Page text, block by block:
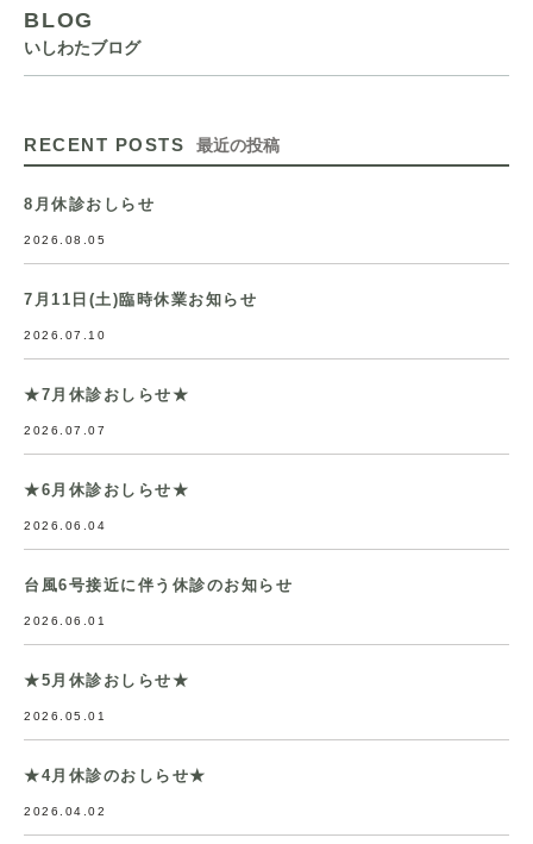
BLOG
いしわたブログ
RECENT POSTS 最近の投稿
8月休診おしらせ
2026.08.05
7月11日(土)臨時休業お知らせ
2026.07.10
★7月休診おしらせ★
2026.07.07
★6月休診おしらせ★
2026.06.04
台風6号接近に伴う休診のお知らせ
2026.06.01
★5月休診おしらせ★
2026.05.01
★4月休診のおしらせ★
2026.04.02